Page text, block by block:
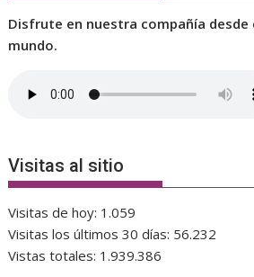
Disfrute en nuestra compañía
mundo.
Visitas al sitio
Visitas de hoy: 1.059
Visitas los últimos 30 días: 56.232
Vistas totales: 1.939.386